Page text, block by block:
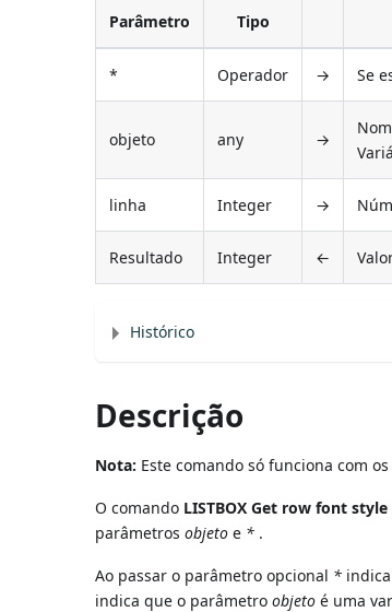
Parâmetro Tipo
* Operador → Se
objeto any →
linha Integer →
Resultado Integer ←
Histórico
Descrição
Nota: Este comando só funciona com
O comando LISTBOX Get row font style
parâmetrosobjeto e * .
Ao passar o parâmetro opcional *
indica que o parâmetroobjeto é uma